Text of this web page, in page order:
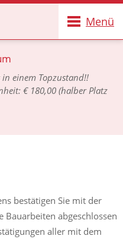
Menü
in einem Topzustand!!
€ 180,00 (halber Platz
bestätigen Sie mit der
Bauarbeiten abgeschlossen
aller mit dem